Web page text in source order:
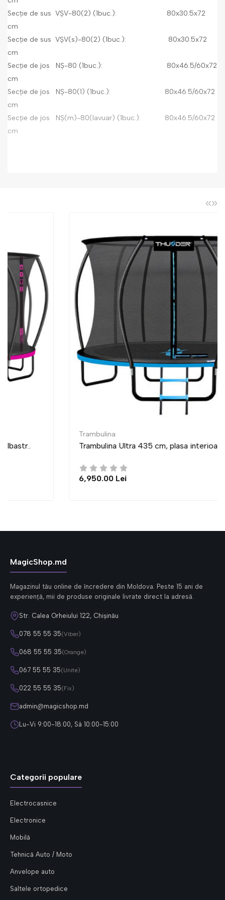
Secție de sus VȘV-80(2) (1buc.): 80х30.5х72
cm
Secție de sus VȘV(s)-80(2) (1buc.): 80х30.5х72
cm
Secție de jos NȘ-80 (1buc.): 80х46.5/60х72
cm
Secție de jos NȘ-80(1) (1buc.): 80х46.5/60х72
cm
Secție de jos NȘ(m)-80(lavuar) (1buc.): 80х46.5/60х72
cm
«»
Trambulina Ultra 435 cm, plasa interioara, albastr..
MagicShop.md
Magazinul tău online de încredere din Moldova. Peste 15 ani de
experiență, mii de produse originale livrate direct la adresă.
Str. Calea Orheiului 122, Chișinău
078 55 55 35(Viber)
068 55 55 35(Orange)
067 55 55 35(Unite)
022 55 55 35(Fix)
admin@magicshop.md
Lu-Vi 9:00-18:00, Sâ 10:00-15:00
Categorii populare
Electrocasnice
Electronice
Mobilă
Tehnică Auto / Moto
Anvelope auto
Saltele ortopedice